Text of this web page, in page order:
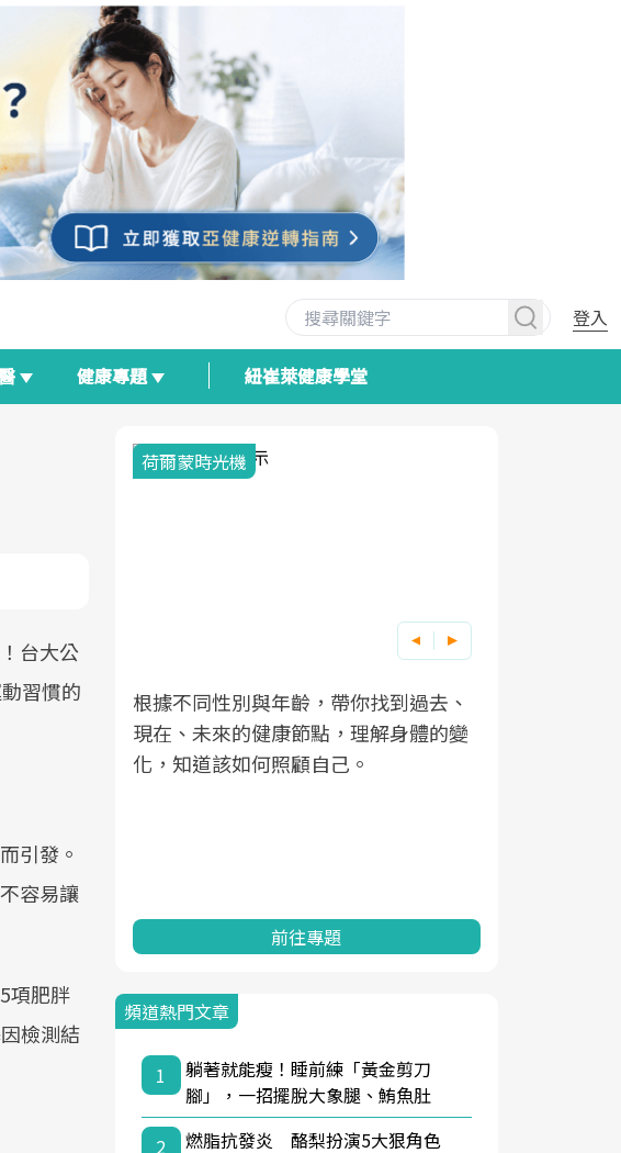
登入
健康專題 紐崔萊健康學堂
台大公
習慣的
引發。
容易讓
項肥胖
檢測結
在快速
著國家
身健康
點。
一站式
運動，
化」出
對話，
荷爾蒙時光機
根據不同性別與年齡，帶你找到過去、
現在、未來的健康節點，理解身體的變
化，知道該如何照顧自己。
前往專題
頻道熱門文章
1
躺著就能瘦！睡前練「黃金剪刀
腳」，一招擺脫大象腿、鮪魚肚
2
燃脂抗發炎 酪梨扮演5大狠角色